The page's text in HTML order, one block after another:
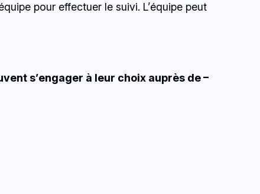
pour effectuer le suivi. L’équipe peut
s’engager à leur choix auprès de –